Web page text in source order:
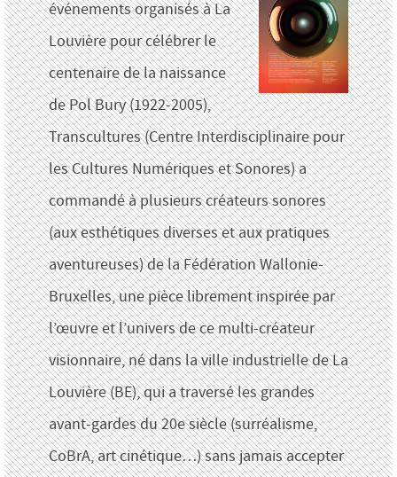
événements organisés à La
Louvière pour célébrer le
centenaire de la naissance
de Pol Bury (1922-2005),
Transcultures (Centre Interdisciplinaire pour
les Cultures Numériques et Sonores) a
commandé à plusieurs créateurs sonores
(aux esthétiques diverses et aux pratiques
aventureuses) de la Fédération Wallonie-
Bruxelles, une pièce librement inspirée par
l’œuvre et l’univers de ce multi-créateur
visionnaire, né dans la ville industrielle de La
Louvière (BE), qui a traversé les grandes
avant-gardes du 20e siècle (surréalisme,
CoBrA, art cinétique…) sans jamais accepter